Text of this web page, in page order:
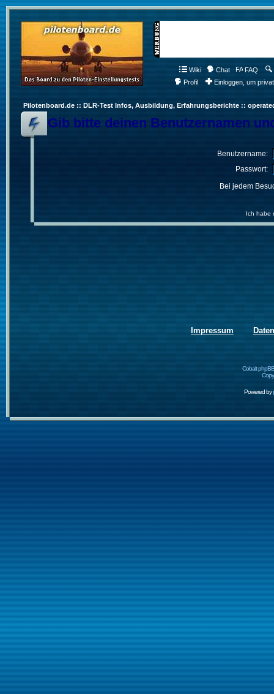
Wiki Chat FAQ
Profil
Einloggen, um
Pilotenboard.de :: DLR-Test Infos, Ausbildung, Erfahrungsberichte ::
Gib bitte deinen Benutzernamen
Benutzername:
Passwort:
Bei jedem
Ich habe
Impressum
Cobalt
Powered by